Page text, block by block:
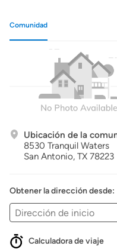
Comunidad
Ubicación de la
8530 Tranquil Waters
San Antonio, TX 78223
Obtener la dirección desde:
Calculadora de viaje